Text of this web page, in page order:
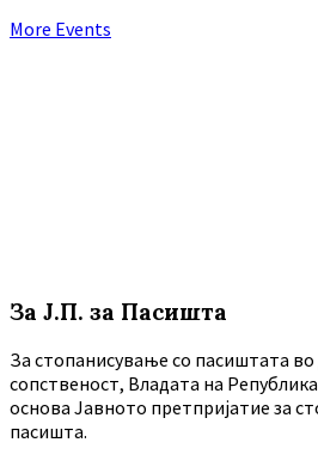
Back
More Events
За Ј.П. за Пасишта
За стопанисување со пасиштата
сопственост, Владата на
основа Јавното претпријатие за
пасишта.